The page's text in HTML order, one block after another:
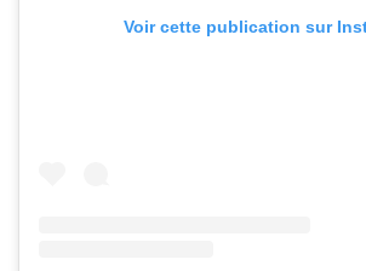
Voir cette publication sur